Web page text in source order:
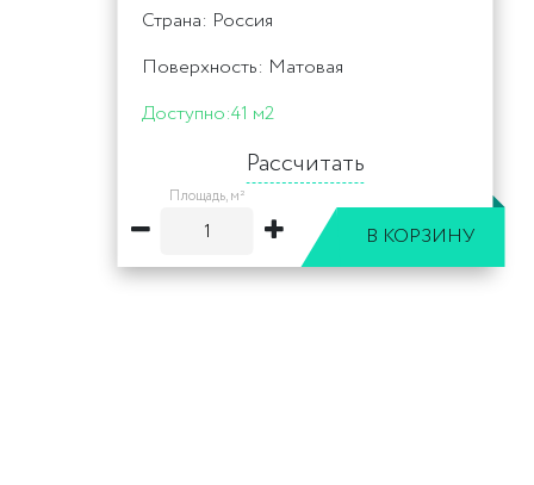
Страна: Россия
Поверхность: Матовая
Доступно:41 м2
Рассчитать
Площадь, м²
В КОРЗИНУ